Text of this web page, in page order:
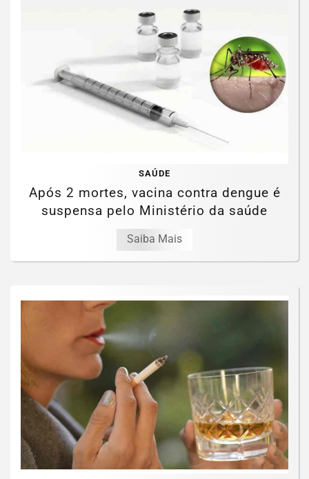
SAÚDE
Após 2 mortes, vacina contra dengue é
suspensa pelo Ministério da saúde
Saiba Mais